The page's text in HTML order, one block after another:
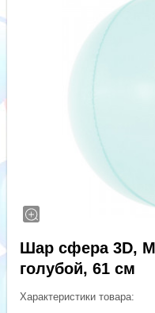
Шар сфера 3D,
голубой, 61 см
Характеристики товара: